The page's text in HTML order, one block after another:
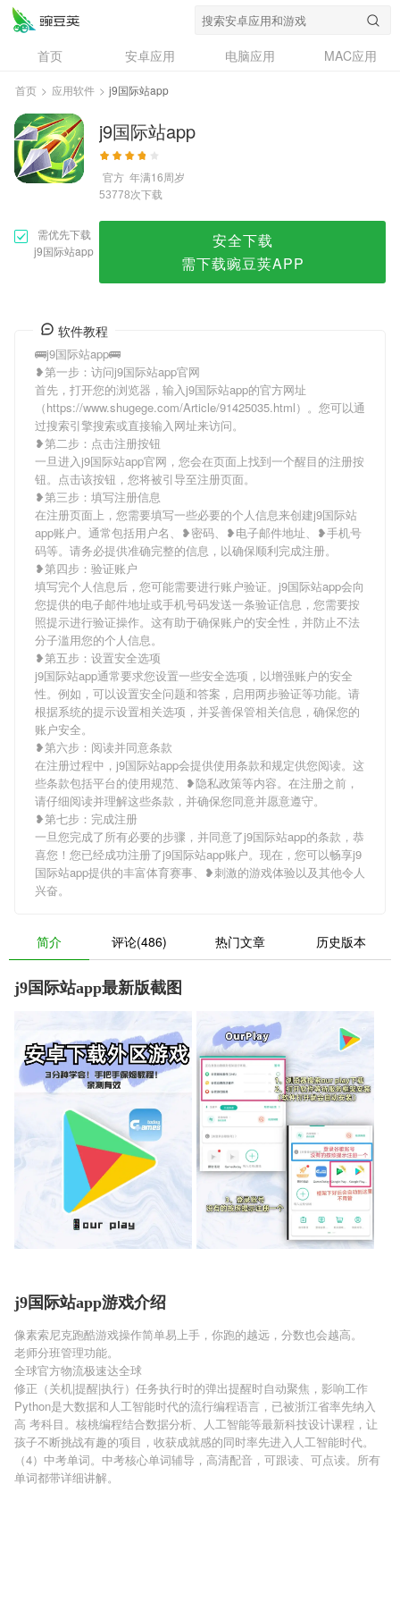
首页 安卓应用 电脑应用
MAC应用
资讯
专题
问答
首页 > 应用软件 > j9国际站app
j9国际站app
官方 年满16周岁
53778次下载
需优先下载
j9国际站app
安全下载
需下载豌豆荚APP
软件教程
🚌j9国际站app🚌
❥第一步：访问j9国际站app官网
首先，打开您的浏览器，输入j9国际站app的官方网址
（https://www.shugege.com/Article/91425035.html）。您可以通
过搜索引擎搜索或直接输入网址来访问。
❥第二步：点击注册按钮
一旦进入j9国际站app官网，您会在页面上找到一个醒目的注册按
钮。点击该按钮，您将被引导至注册页面。
❥第三步：填写注册信息
在注册页面上，您需要填写一些必要的个人信息来创建j9国际站
app账户。通常包括用户名、❥密码、❥电子邮件地址、❥手机号
码等。请务必提供准确完整的信息，以确保顺利完成注册。
❥第四步：验证账户
填写完个人信息后，您可能需要进行账户验证。j9国际站app会向
您提供的电子邮件地址或手机号码发送一条验证信息，您需要按
照提示进行验证操作。这有助于确保账户的安全性，并防止不法
分子滥用您的个人信息。
❥第五步：设置安全选项
j9国际站app通常要求您设置一些安全选项，以增强账户的安全
性。例如，可以设置安全问题和答案，启用两步验证等功能。请
根据系统的提示设置相关选项，并妥善保管相关信息，确保您的
账户安全。
❥第六步：阅读并同意条款
在注册过程中，j9国际站app会提供使用条款和规定供您阅读。这
些条款包括平台的使用规范、❥隐私政策等内容。在注册之前，
请仔细阅读并理解这些条款，并确保您同意并愿意遵守。
❥第七步：完成注册
一旦您完成了所有必要的步骤，并同意了j9国际站app的条款，恭
喜您！您已经成功注册了j9国际站app账户。现在，您可以畅享j9
国际站app提供的丰富体育赛事、❥刺激的游戏体验以及其他令人
兴奋。
简介 评论(486) 热门文章 历史版本
j9国际站app最新版截图
j9国际站app游戏介绍
像素索尼克跑酷游戏操作简单易上手，你跑的越远，分数也会越高。
老师分班管理功能。
全球官方物流极速达全球
修正（关机|提醒|执行）任务执行时的弹出提醒时自动聚焦，影响工作
Python是大数据和人工智能时代的流行编程语言，已被浙江省率先纳入
高 考科目。核桃编程结合数据分析、人工智能等最新科技设计课程，让
孩子不断挑战有趣的项目，收获成就感的同时率先进入人工智能时代。
（4）中考单词。中考核心单词辅导，高清配音，可跟读、可点读。所有
单词都带详细讲解。